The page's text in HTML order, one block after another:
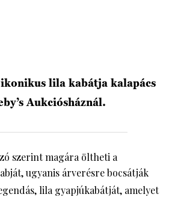
lila kabátja kalapács
Aukciósháznál.
szerint magára öltheti a
ugyanis árverésre bocsátják
lila gyapjúkabátját, amelyet